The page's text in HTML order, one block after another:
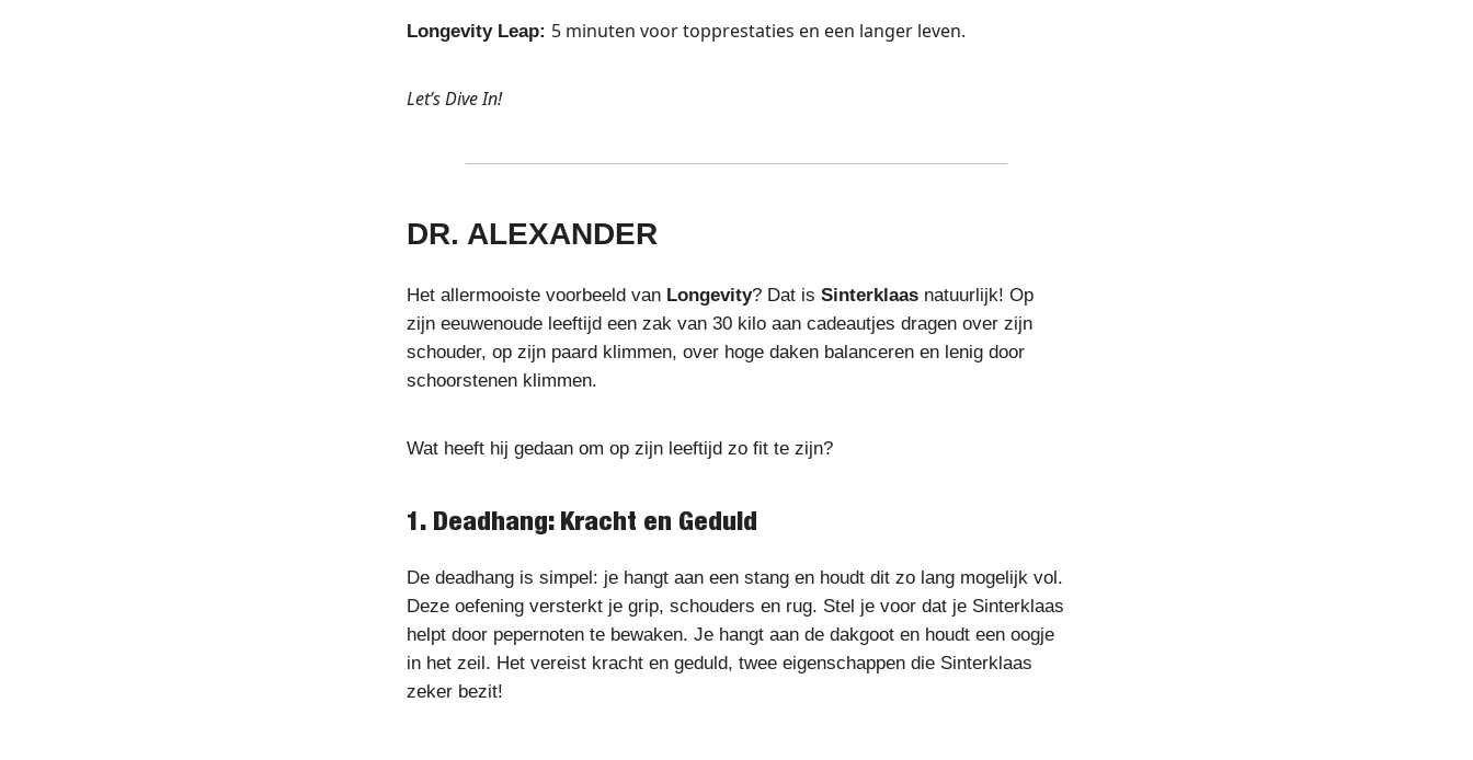
Longevity Leap: 5 minuten voor topprestaties en een langer leven.
Let’s Dive In!
DR. ALEXANDER
Het allermooiste voorbeeld van Longevity? Dat is Sinterklaas natuurlijk! Op
zijn eeuwenoude leeftijd een zak van 30 kilo aan cadeautjes dragen over zijn
schouder, op zijn paard klimmen, over hoge daken balanceren en lenig door
schoorstenen klimmen.
Wat heeft hij gedaan om op zijn leeftijd zo fit te zijn?
1. Deadhang: Kracht en Geduld
De deadhang is simpel: je hangt aan een stang en houdt dit zo lang mogelijk vol.
Deze oefening versterkt je grip, schouders en rug. Stel je voor dat je Sinterklaas
helpt door pepernoten te bewaken. Je hangt aan de dakgoot en houdt een oogje
in het zeil. Het vereist kracht en geduld, twee eigenschappen die Sinterklaas
zeker bezit!